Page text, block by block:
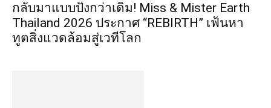
กลับมาแบบปังกว่าเดิม! Miss & Mister Earth
Thailand 2026 ประกาศ “REBIRTH” เฟ้นหา
ทูตสิ่งแวดล้อมสู่เวทีโลก